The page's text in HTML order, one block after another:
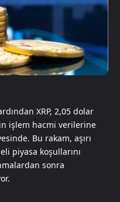
XRP, 2,05 dolar
işlem hacmi verilerine
Bu rakam, aşırı
piyasa koşullarını
sonra